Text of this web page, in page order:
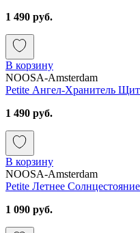
1 490 руб.
В корзину
NOOSA-Amsterdam
Petite Ангел-Хранитель Щит
1 490 руб.
В корзину
NOOSA-Amsterdam
Petite Летнее
1 090 руб.